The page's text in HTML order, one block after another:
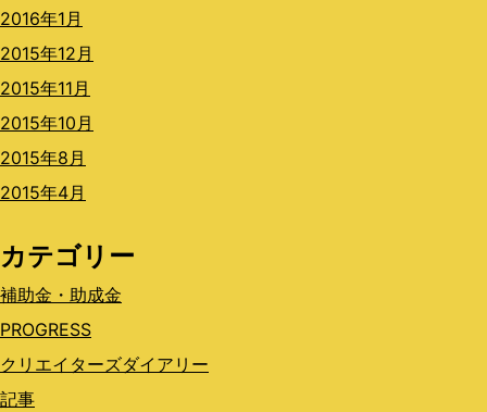
2016年1月
2015年12月
2015年11月
2015年10月
2015年8月
2015年4月
カテゴリー
補助金・助成金
PROGRESS
クリエイターズダイアリー
記事